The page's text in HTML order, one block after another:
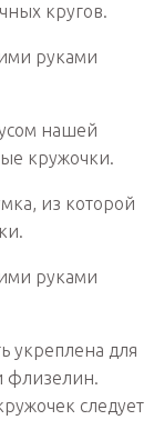
кругов.
нашей
кружочки.
из которой
укреплена для
флизелин.
следует